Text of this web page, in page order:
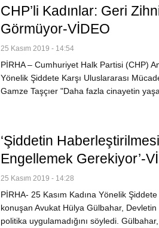
CHP’li Kadınlar: Geri
Görmüyor-VİDEO
25 Kasım 2019 - 14:54
PİRHA – Cumhuriyet Halk Partisi (CHP)
Yönelik Şiddete Karşı Uluslararası
Gamze Taşçıer "Daha fazla cinayetin
‘Şiddetin
Engellemek Gerekiyor’-
25 Kasım 2019 - 14:28
PİRHA- 25 Kasım Kadına Yönelik
konuşan Avukat Hülya Gülbahar,
politika uygulamadığını söyledi.